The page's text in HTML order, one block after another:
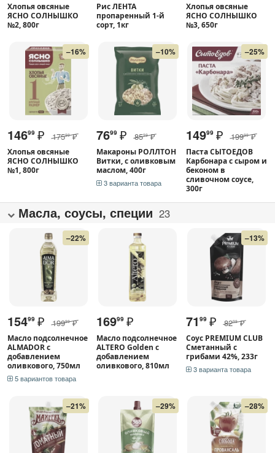
Хлопья овсяные
ЯСНО СОЛНЫШКО
№2, 800г
Рис ЛЕНТА
пропаренный 1-й
сорт, 1кг
Хлопья овсяные
ЯСНО СОЛНЫШКО
№3, 650г
–16%
14699 ₽ 17599 ₽
Хлопья овсяные
ЯСНО СОЛНЫШКО
№1, 800г
–10%
7699 ₽ 8599 ₽
Макароны РОЛЛТОН
Витки, с оливковым
маслом, 400г
3 варианта товара
–25%
14999 ₽ 19999 ₽
Паста СЫТОЕДОВ
Карбонара с сыром и
беконом в
сливочном соусе,
300г
Масла, соусы, специи 23
–22%
15499 ₽ 19999 ₽
Масло подсолнечное
ALMADOR с
добавлением
оливкового, 750мл
5 вариантов товара
16999 ₽
Масло подсолнечное
ALTERO Golden с
добавлением
оливкового, 810мл
–13%
71 99 ₽ 8299 ₽
Соус PREMIUM CLUB
Сметанный с
грибами 42%, 233г
3 варианта товара
–21% –29% –28%